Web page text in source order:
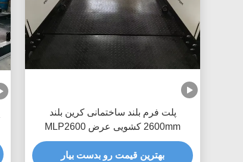
پلت فرم بلند ساختمانی کرین بلند
2600mm کشویی عرض MLP2600
بهترین قیمت رو بدست بیار